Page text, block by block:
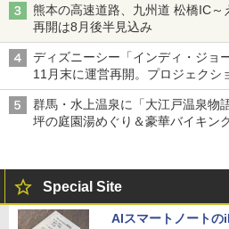
熊本の高速道路、九州道 松橋IC
再開は8月後半見込み
ディズニーシー「インディ・ジョ
11月末に運営再開。プロジェクシ
は1500円
群馬・水上温泉に「大江戸温泉物
坪の庭園湯めぐり＆豪華バイキン
Special Site
AIスマートノート